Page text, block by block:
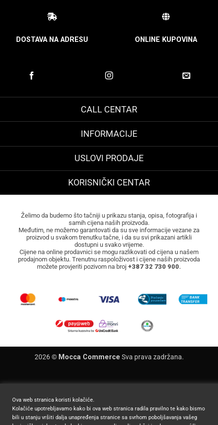
DOSTAVA NA ADRESU ONLINE KUPOVINA
CALL CENTAR
INFORMACIJE
USLOVI PRODAJE
KORISNIČKI CENTAR
Želimo da budemo što tačniji u prikazu stanja, opisa, fotografija i
samih cijena naših proizvoda.
Međutim, ne možemo garantovati da su sve informacije vezane za
proizvod u svakom trenutku tačne, i da su svi prikazani artikli
dostupni u svako vrijeme.
Cijene na online prodavnici se mogu razlikovati od cijena u našem
prodajnom objektu. Trenutnu raspoloživost i cijene naših proizvoda
možete provjeriti pozivom na broj +387 32 730 900.
2026 © Mocca Commerce Sva prava zadržana.
Ova web stranica koristi kolačiće.
Kolačiće upotrebljavamo kako bi ova web stranica radila pravilno te kako bismo
bili u stanju vršiti dalja unapređenja stranice sa svrhom poboljšavanja vašeg